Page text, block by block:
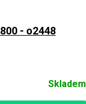
- o2448
Skladem